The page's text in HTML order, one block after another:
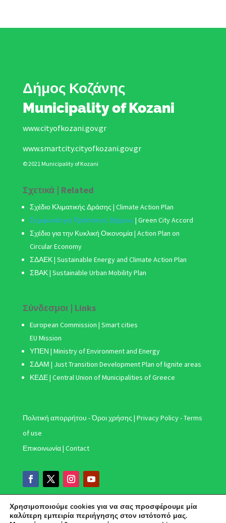
Δήμος Κοζάνης
Municipality of Kozani
www.cityofkozani.gov.gr
www.smartcity.cityofkozani.gov.gr
© 2021 Municipality of Kozani
Σχετικά | Related
Σχέδιο Κλιματικής Δράσης | Climate Action Plan
Συμφωνία για Πράσινους Δήμους | Green City Accord
Σχέδιο για την Κυκλική Οικονομία | Action Plan on
Circular Economy
ΣΔΑΕΚ | Sustainable Energy and Climate Action Plan
ΣΒΑΚ| Sustainable Urban Mobility Plan
Σύνδεσμοι | Links
European Commission | Smart cities
EU Mission
ΥΠΕΝ | Ministry of Environment and Energy
ΣΔΑΜ | Just Transition Development Plan of lignite areas
ΚΕΔΕ | Central Union of Municipalities of Greece
Πολιτική απορρήτου - Όροι χρήσης | Privacy Policy - Terms
of use
Επικοινωνία | Contact
Χρησιμοποιούμε cookies για να σας προσφέρουμε μία
καλύτερη εμπειρία περιήγησης στον ιστότοπό μας.